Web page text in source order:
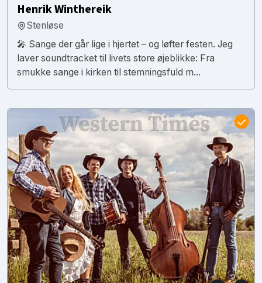
Henrik Winthereik
Stenløse
🎤 Sange der går lige i hjertet – og løfter festen. Jeg
laver soundtracket til livets store øjeblikke: Fra
smukke sange i kirken til stemningsfuld m...